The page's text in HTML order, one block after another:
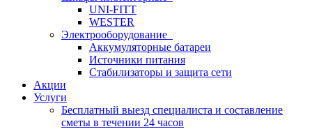
UNI-FITT
WESTER
Электрооборудование
Аккумуляторные батареи
Источники питания
Стабилизаторы и защита сети
Акции
Услуги
Бесплатный выезд специалиста и составление
сметы в течении 24 часов